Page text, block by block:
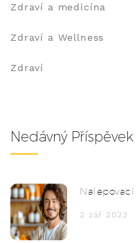
Zdraví a medicína
Zdraví a Wellness
Zdraví
Nedávný Příspěvek
2 zář 2023